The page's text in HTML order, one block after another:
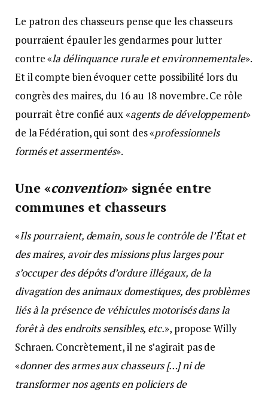
Le patron des chasseurs pense que les chasseurs
pourraient épauler les gendarmes pour lutter
contre «la délinquance rurale et environnementale».
Et il compte bien évoquer cette possibilité lors du
congrès des maires, du 16 au 18 novembre. Ce rôle
pourrait être confié aux «agents de développement»
de la Fédération, qui sont des «professionnels
formés et assermentés».
Une «convention» signée entre
communes et chasseurs
«Ils pourraient, demain, sous le contrôle de l’État et
des maires, avoir des missions plus larges pour
s’occuper des dépôts d’ordure illégaux, de la
divagation des animaux domestiques, des problèmes
liés à la présence de véhicules motorisés dans la
forêt à des endroits sensibles, etc.», propose Willy
Schraen. Concrètement, il ne s’agirait pas de
«donner des armes aux chasseurs […] ni de
transformer nos agents en policiers de